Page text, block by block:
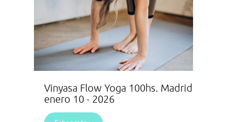
Vinyasa Flow Yoga 100hs. Madrid
enero 10 - 2026